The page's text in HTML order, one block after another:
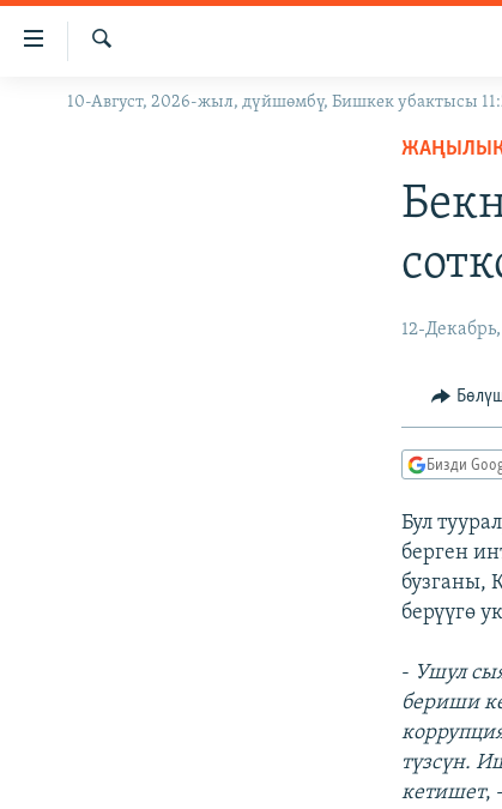
Линктер
Мазмунга
Навигацияга
ЖАҢЫЛЫКТАР
Издөө
10-Август, 2026-жыл, дүйшөмбү, Бишкек убактысы
12-
Бизди
Бул
берген
бузганы,
берүүгө
- Ушул
бериши
түзсүн.
кетишет,